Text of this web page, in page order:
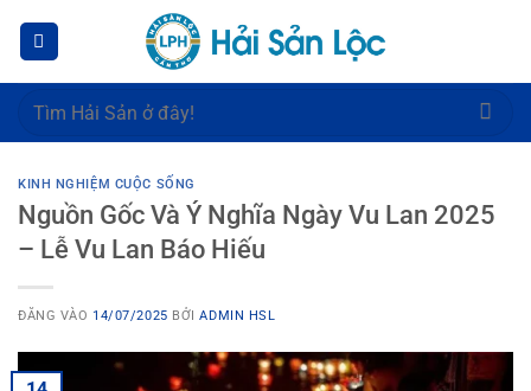
dung
Tìm
KINH NGHIỆM CUỘC SỐNG
Nguồn Gốc Và Ý Nghĩa Ngày Vu Lan 2025
– Lễ Vu Lan Báo Hiếu
ĐĂNG VÀO 14/07/2025 BỞIADMIN HSL